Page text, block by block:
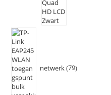
netwerk 79